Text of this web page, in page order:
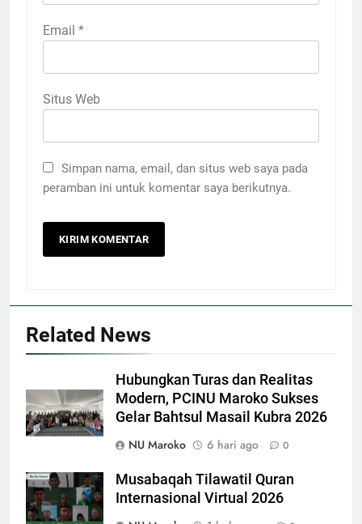
Email *
Situs Web
Simpan nama, email, dan situs web saya pada
peramban ini untuk komentar saya berikutnya.
Related News
Hubungkan Turas dan Realitas
Modern, PCINU Maroko Sukses
Gelar Bahtsul Masail Kubra 2026
NU Maroko
6 hari ago 0
Musabaqah Tilawatil Quran
Internasional Virtual 2026